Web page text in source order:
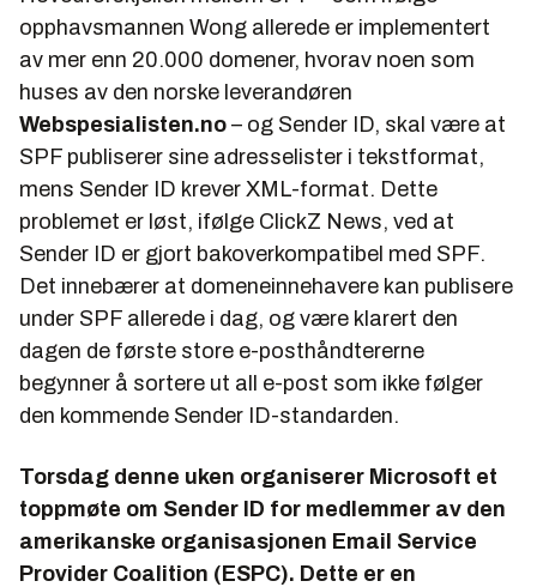
opphavsmannen Wong allerede er implementert
av mer enn 20.000 domener, hvorav noen som
huses av den norske leverandøren
Webspesialisten.no – og Sender ID, skal være at
SPF publiserer sine adresselister i tekstformat,
mens Sender ID krever XML-format. Dette
problemet er løst, ifølge ClickZ News, ved at
Sender ID er gjort bakoverkompatibel med SPF.
Det innebærer at domeneinnehavere kan publisere
under SPF allerede i dag, og være klarert den
dagen de første store e-posthåndtererne
begynner å sortere ut all e-post som ikke følger
den kommende Sender ID-standarden.
Torsdag denne uken organiserer Microsoft et
toppmøte om Sender ID for medlemmer av den
amerikanske organisasjonen Email Service
Provider Coalition (ESPC). Dette er en